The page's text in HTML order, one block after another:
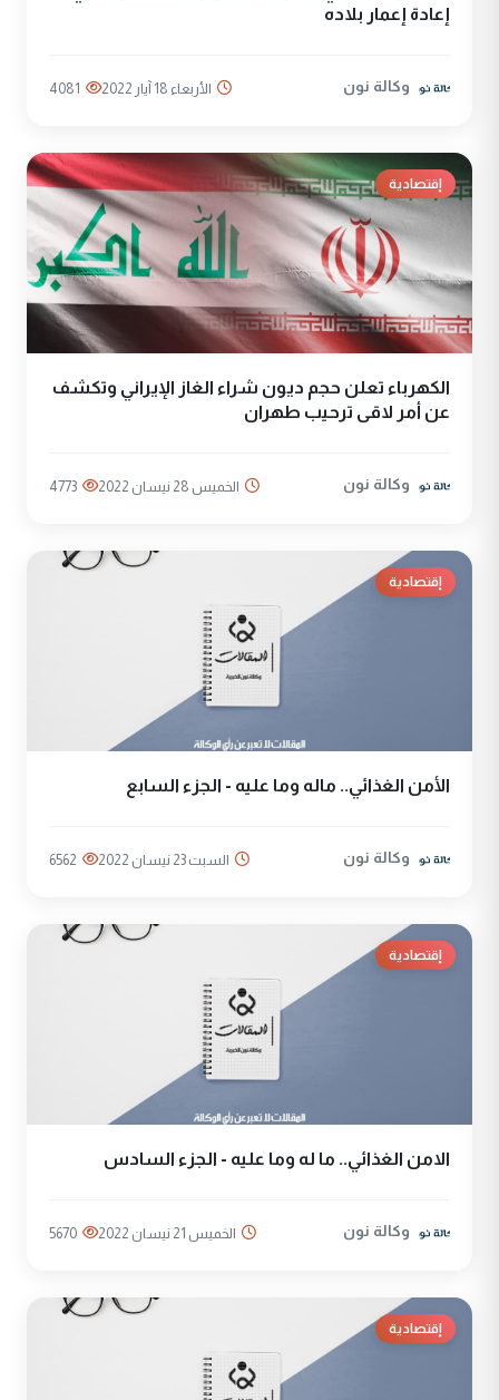
إعادة إعمار بلاده
وكالة نون الأربعاء 18 آيار 2022 4081
إقتصادية
الكهرباء تعلن حجم ديون شراء الغاز الإيراني وتكشف
عن أمر لاقى ترحيب طهران
وكالة نون الخميس 28 نيسان 2022 4773
إقتصادية
الأمن الغذائي.. ماله وما عليه - الجزء السابع
وكالة نون السبت 23 نيسان 2022 6562
إقتصادية
الامن الغذائي.. ما له وما عليه - الجزء السادس
وكالة نون الخميس 21 نيسان 2022 5670
إقتصادية